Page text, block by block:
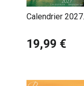
Calendrier 2027
Verdon
19,99 €